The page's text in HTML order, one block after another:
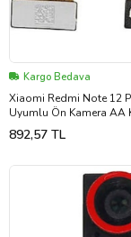
Kargo Bedava
Xiaomi Redmi Note 12
Uyumlu Ön Kamera AA
Renkli)
892,57 TL